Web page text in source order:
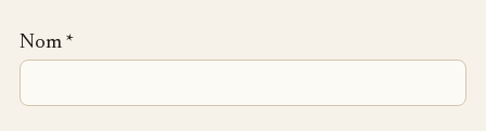
Nom *